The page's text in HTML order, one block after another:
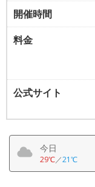
開催時間
料金
公式サイト
今日
29℃／21℃